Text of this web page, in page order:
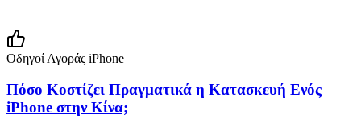
Οδηγοί Αγοράς iPhone
Πόσο Κοστίζει Πραγματικά η Κατασκευή Ενός
iPhone στην Κίνα;